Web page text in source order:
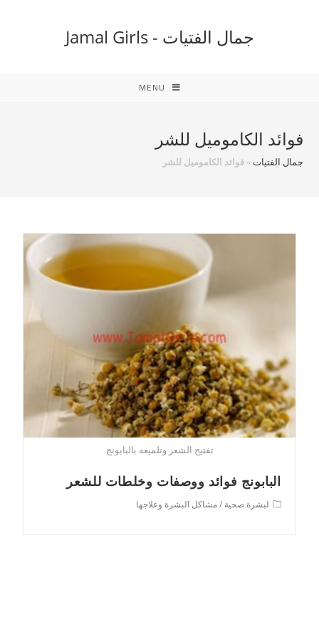
جمال الفتيات - Jamal Girls
MENU
فوائد الكاموميل للشر
جمال الفتيات»فوائد الكاموميل للشر
تفتيح الشعر وتلميعه بالبابونج
البابونج فوائد ووصفات وخلطات للشعر
Postلبشرة صحية / مشاكل البشرة وعلاجها